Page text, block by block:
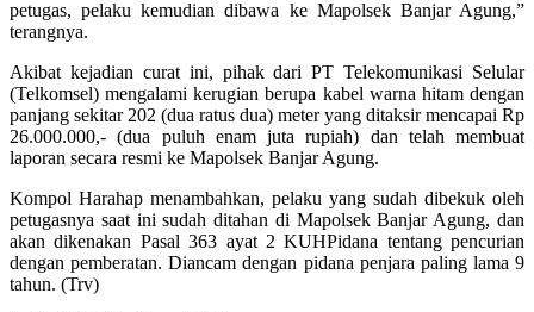
petugas, pelaku kemudian dibawa ke Mapolsek Banjar Agung,”
terangnya.
Akibat kejadian curat ini, pihak dari PT Telekomunikasi Selular
(Telkomsel) mengalami kerugian berupa kabel warna hitam dengan
panjang sekitar 202 (dua ratus dua) meter yang ditaksir mencapai Rp
26.000.000,- (dua puluh enam juta rupiah) dan telah membuat
laporan secara resmi ke Mapolsek Banjar Agung.
Kompol Harahap menambahkan, pelaku yang sudah dibekuk oleh
petugasnya saat ini sudah ditahan di Mapolsek Banjar Agung, dan
akan dikenakan Pasal 363 ayat 2 KUHPidana tentang pencurian
dengan pemberatan. Diancam dengan pidana penjara paling lama 9
tahun. (Trv)